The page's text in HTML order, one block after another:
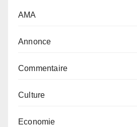
AMA
Annonce
Commentaire
Culture
Economie